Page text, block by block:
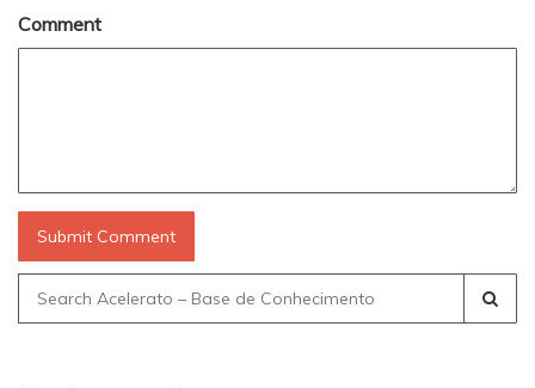
Comment
Search
for: